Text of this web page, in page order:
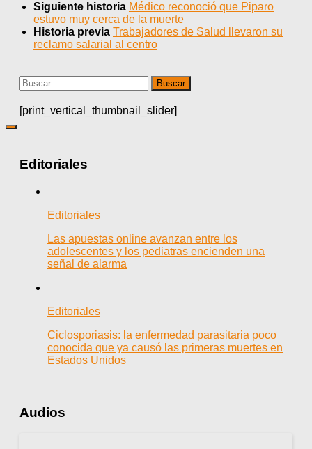
Siguiente historia Médico reconoció que Piparo
estuvo muy cerca de la muerte
Historia previa Trabajadores de Salud llevaron su
reclamo salarial al centro
Buscar:
[print_vertical_thumbnail_slider]
Editoriales
Editoriales
Las apuestas online avanzan entre los
adolescentes y los pediatras encienden una
señal de alarma
Editoriales
Ciclosporiasis: la enfermedad parasitaria poco
conocida que ya causó las primeras muertes en
Estados Unidos
Audios